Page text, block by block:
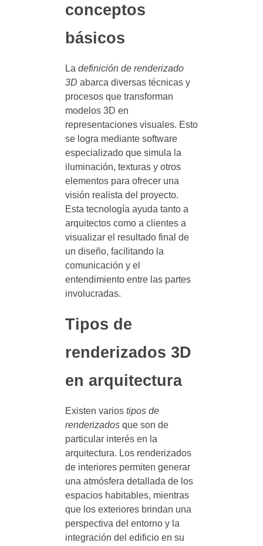
conceptos
básicos
La definición de renderizado
3D abarca diversas técnicas y
procesos que transforman
modelos 3D en
representaciones visuales. Esto
se logra mediante software
especializado que simula la
iluminación, texturas y otros
elementos para ofrecer una
visión realista del proyecto.
Esta tecnología ayuda tanto a
arquitectos como a clientes a
visualizar el resultado final de
un diseño, facilitando la
comunicación y el
entendimiento entre las partes
involucradas.
Tipos de
renderizados 3D
en arquitectura
Existen varios tipos de
renderizadosque son de
particular interés en la
arquitectura. Los renderizados
de interiores permiten generar
una atmósfera detallada de los
espacios habitables, mientras
que los exteriores brindan una
perspectiva del entorno y la
integración del edificio en su